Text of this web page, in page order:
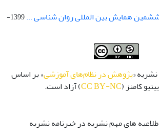
ششمین همایش بین المللی روان شناسی ...
1399-
«پژوهش در نظام‌های آموزشی» بر اساس
کامنز (CC BY-NC) آزاد است.
های مهم نشریه در خبرنامه نشریه